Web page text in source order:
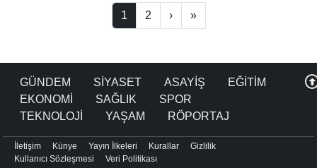
1 2 › »
GÜNDEM SİYASET ASAYİŞ
EĞİTİM
EKONOMİ
SAĞLIK
SPOR
TEKNOLOJİ
YAŞAM RÖPORTAJ
İletişim Künye Yayın İlkeleri Kurallar
Gizlilik
Kullanıcı Sözleşmesi
Veri Politikası